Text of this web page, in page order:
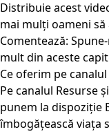
Distribuie acest
mai mulți oameni
Comentează:
mult din aceste
Ce oferim pe
Pe canalul Resurse
punem la dispoziție
îmbogățească viața